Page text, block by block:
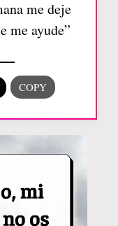
me deje
me ayude”